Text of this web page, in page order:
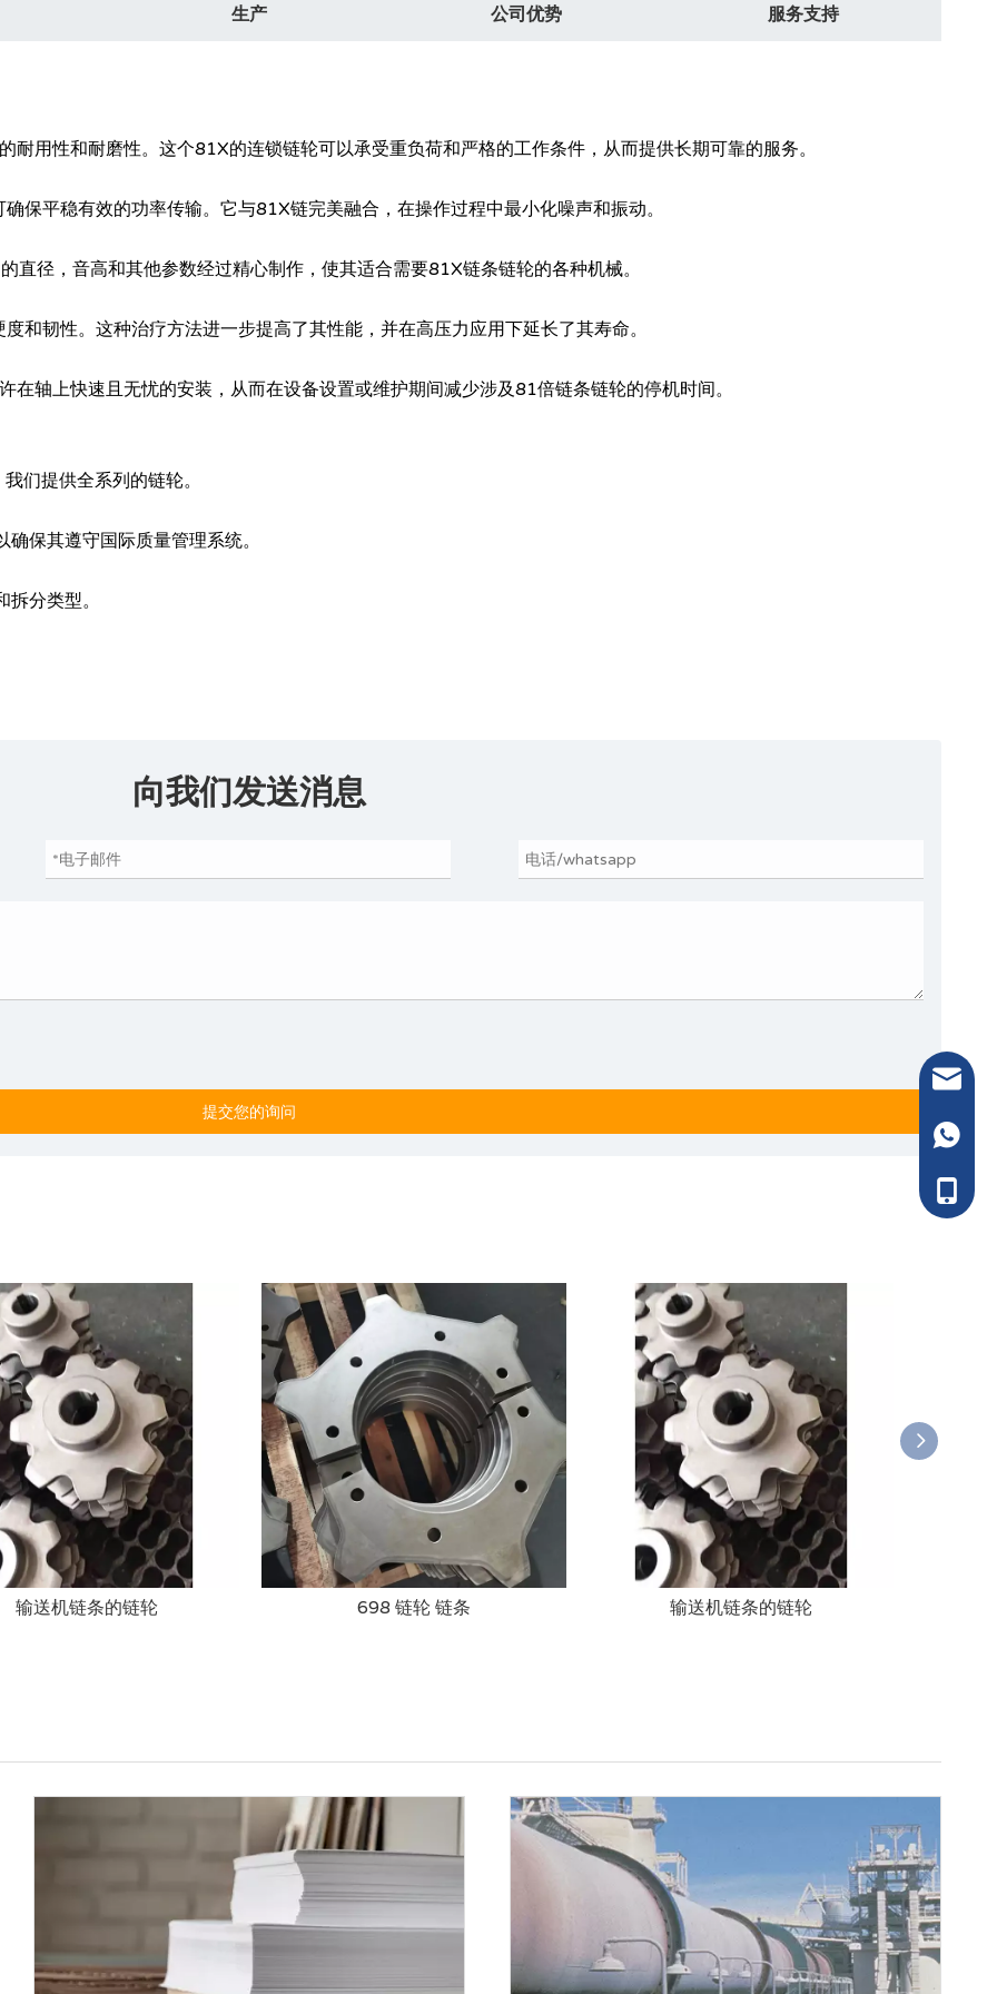
生产 公司优势 服务支持
用性和耐磨性。这个81X的连锁链轮可以承受重负荷和严格的工作条件，从而提供长期可靠的服务。
保平稳有效的功率传输。它与81X链完美融合，在操作过程中最小化噪声和振动。
径，音高和其他参数经过精心制作，使其适合需要81X链条链轮的各种机械。
和韧性。这种治疗方法进一步提高了其性能，并在高压力应用下延长了其寿命。
轴上快速且无忧的安装，从而在设备设置或维护期间减少涉及81倍链条链轮的停机时间。
我们提供全系列的链轮。
保其遵守国际质量管理系统。
分类型。
向我们发送消息
提交您的询问
输送机链条的链轮 698 链轮 链条 输送机链条的链轮
电子邮
电话：